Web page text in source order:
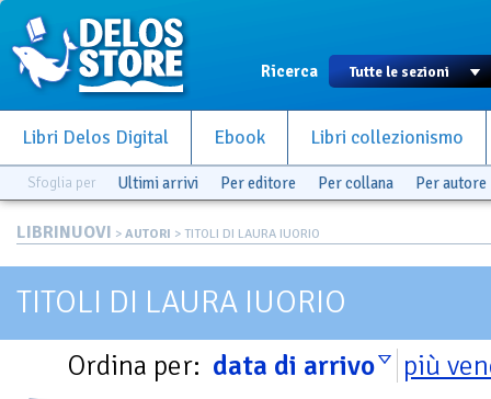
Ricerca
Libri Delos Digital Ebook Libri collezionismo
Sfoglia per Ultimi arrivi Per editore Per collana Per autore
LIBRINUOVI > AUTORI > TITOLI DI LAURA IUORIO
TITOLI DI LAURA IUORIO
Ordina per: data di arrivo più